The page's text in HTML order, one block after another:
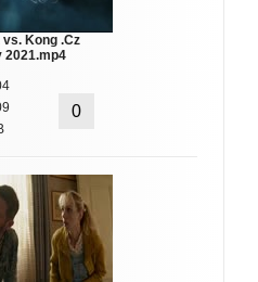
vs. Kong .Cz
2021.mp4
0